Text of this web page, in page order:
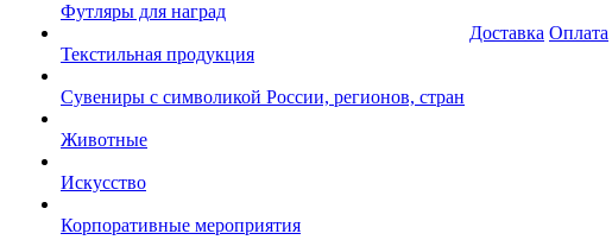
Футляры для наград
Текстильная продукция
Сувениры с символикой России, регионов, стран
Животные
Искусство
Корпоративные мероприятия
Доставка Оплата